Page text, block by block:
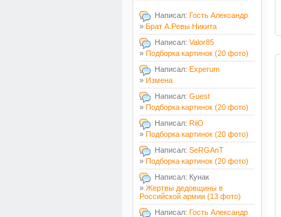
Написал: Гость Александр
» Брат А.Ревы Никита
Написал: Valor85
» Подборка картинок (20 фото)
Написал: Experum
» Измена
Написал: Guest
» Подборка картинок (20 фото)
Написал: RiiO
» Подборка картинок (20 фото)
Написал: SeRGAnT
» Подборка картинок (20 фото)
Написал: Кунак
» Жертвы дедовщины в
Российской армии (13 фото)
Написал: Гость Александр